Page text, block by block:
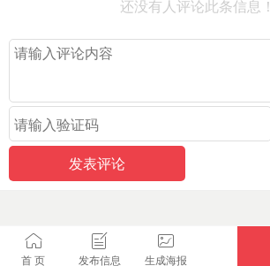
还没有人评论此条信息！
首 页 发布信息 生成海报